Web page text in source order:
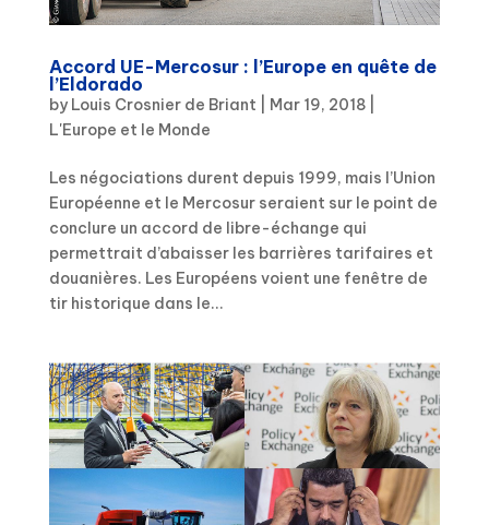
Accord UE-Mercosur : l’Europe en quête de
l’Eldorado
by Louis Crosnier de Briant Mar 19, 2018|
L'Europe et le Monde
Les négociations durent depuis 1999, mais l’Union
Européenne et le Mercosur seraient sur le point de
conclure un accord de libre-échange qui
permettrait d’abaisser les barrières tarifaires et
douanières. Les Européens voient une fenêtre de
tir historique dans le...